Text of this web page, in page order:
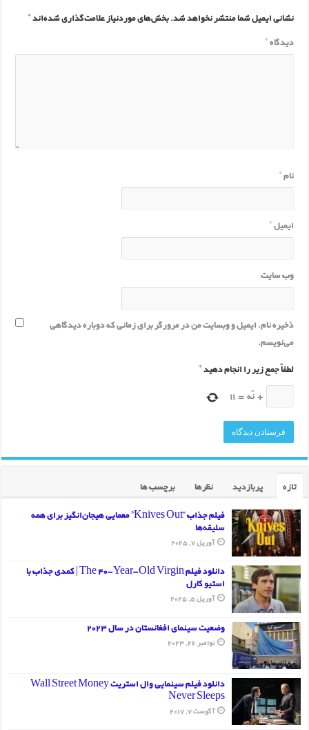
نشانی ایمیل شما منتشر نخواهد شد.بخش‌های موردنیاز علامت‌گذاری شده‌اند*
دیدگاه*
نام*
ایمیل*
وب‌ سایت
ذخیره نام، ایمیل و وبسایت من در مرورگر برای زمانی که دوباره دیدگاهی
می‌نویسم.
لطفاً جمع زیر را انجام دهید*
+نُه=
11
تازه پربازدید نظرها
برچسب ها
فیلم جذاب “Knives Out” معمایی هیجان‌انگیز برای همه
سلیقه‌ها
آوریل 7, 2025
دانلود فیلم The 40-Year-Old Virgin | کمدی جذاب با
استیو کارل
آوریل 5, 2025
وضعیت سینمای افغانستان در سال 2023
نوامبر 26, 2023
دانلود فیلم سینمایی وال استریت Wall Street Money
Never Sleeps
آگوست 7, 2017